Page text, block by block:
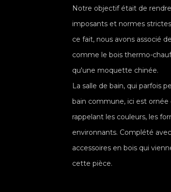
Notre objectif était de
imposants et normes
ce fait, nous avons associé
comme le bois thermo-
qu'une moquette chinée.
La salle de bain, qui parfois
bain commune, ici est
rappelant les couleurs, les
environnants. Complété
accessoires en bois qui
cette pièce.